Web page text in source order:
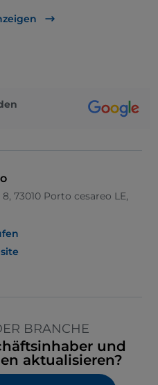
73010 Porto cesareo LE,
BRANCHE
und
aktualisieren?